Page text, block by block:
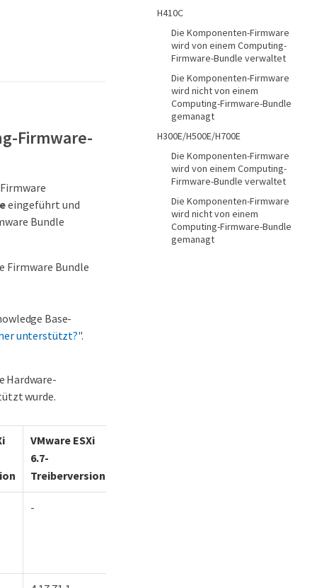
Firmware-
eingeführt und
Bundle
Firmware Bundle
Base-
unterstützt?".
Hardware-
wurde.
VMware ESXi
6.7-
Treiberversion
-
H410C
Die Komponenten-Firmware
wird von einem Computing-
Firmware-Bundle verwaltet
Die Komponenten-Firmware
wird nicht von einem
Computing-Firmware-Bundle
gemanagt
H300E/H500E/H700E
Die Komponenten-Firmware
wird von einem Computing-
Firmware-Bundle verwaltet
Die Komponenten-Firmware
wird nicht von einem
Computing-Firmware-Bundle
gemanagt